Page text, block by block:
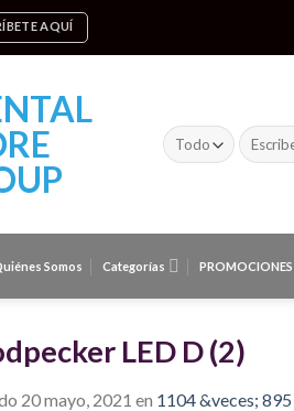
AQUÍ
Buscar
por:
Somos Categorías PROMOCIONES
LED D (2)
20 mayo, 2021 en 1104 &veces; 895